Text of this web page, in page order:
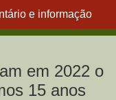
e informação
em 2022 o
15 anos